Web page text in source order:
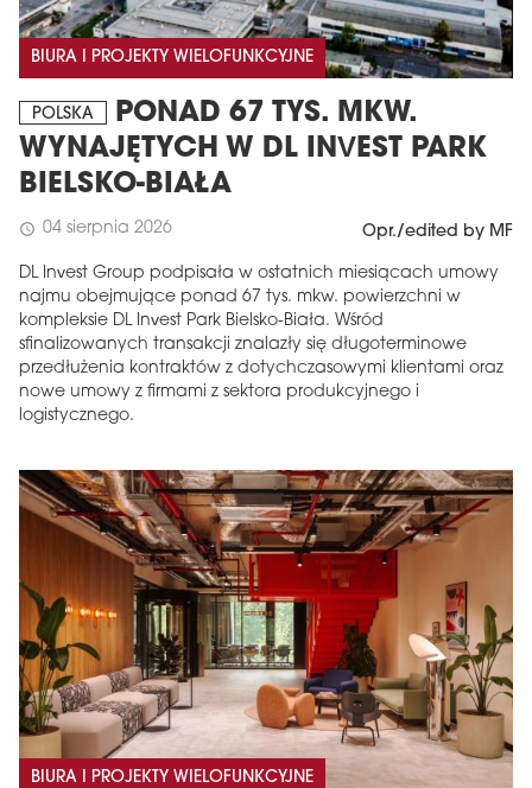
BIURA I PROJEKTY WIELOFUNKCYJNE
POLSKA
PONAD 67 TYS. MKW.
WYNAJĘTYCH W DL INVEST PARK
BIELSKO-BIAŁA
schedule 04 sierpnia 2026 Opr./edited by MF
DL Invest Group podpisała w ostatnich miesiącach umowy
najmu obejmujące ponad 67 tys. mkw. powierzchni w
kompleksie DL Invest Park Bielsko-Biała. Wśród
sfinalizowanych transakcji znalazły się długoterminowe
przedłużenia kontraktów z dotychczasowymi klientami oraz
nowe umowy z firmami z sektora produkcyjnego i
logistycznego.
BIURA I PROJEKTY WIELOFUNKCYJNE